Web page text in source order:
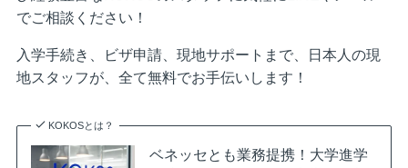
でご相談ください！
入学手続き、ビザ申請、現地サポートまで、日本人の現
地スタッフが、全て無料でお手伝いします！
KOKOSとは？
ベネッセとも業務提携！大学進学